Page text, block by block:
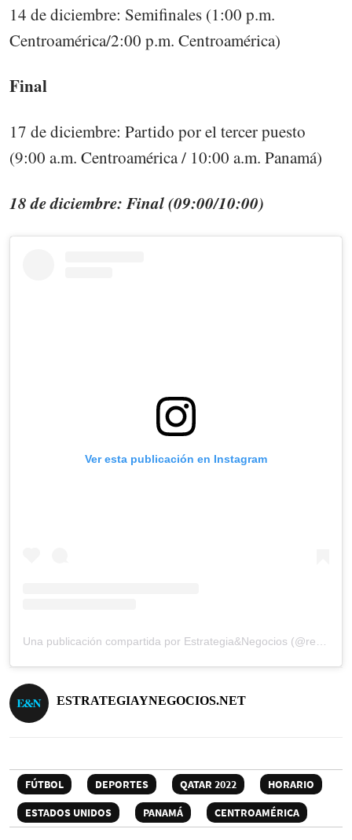
14 de diciembre: Semifinales (1:00 p.m.
Centroamérica/2:00 p.m. Centroamérica)
Final
17 de diciembre: Partido por el tercer puesto
(9:00 a.m. Centroamérica / 10:00 a.m. Panamá)
18 de diciembre: Final (09:00/10:00)
Ver esta publicación en Instagram
ESTRATEGIAYNEGOCIOS.NET
FÚTBOL DEPORTES QATAR 2022
HORARIO
ESTADOS UNIDOS
PANAMÁ CENTROAMÉRICA